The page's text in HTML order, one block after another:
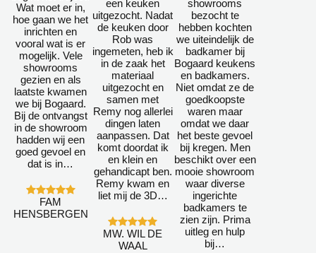
Wat moet er in,
hoe gaan we het
inrichten en
vooral wat is er
mogelijk. Vele
showrooms
gezien en als
laatste kwamen
we bij Bogaard.
Bij de ontvangst
in de showroom
hadden wij een
goed gevoel en
dat is in…
FAM
HENSBERGEN
een keuken
uitgezocht. Nadat
de keuken door
Rob was
ingemeten, heb ik
in de zaak het
materiaal
uitgezocht en
samen met
Remy nog allerlei
dingen laten
aanpassen. Dat
komt doordat ik
en klein en
gehandicapt ben.
Remy kwam en
liet mij de 3D…
MW. WIL DE
WAAL
showrooms
bezocht te
hebben kochten
we uiteindelijk de
badkamer bij
Bogaard keukens
en badkamers.
Niet omdat ze de
goedkoopste
waren maar
omdat we daar
het beste gevoel
bij kregen. Men
beschikt over een
mooie showroom
waar diverse
ingerichte
badkamers te
zien zijn. Prima
uitleg en hulp
bij…